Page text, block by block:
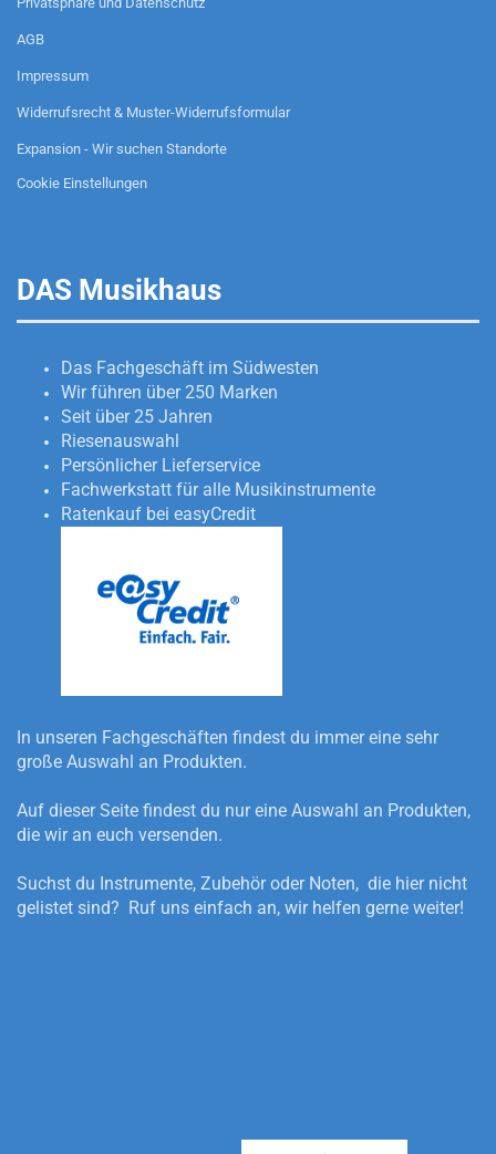
AGB
Impressum
Widerrufsrecht & Muster-Widerrufsformular
Expansion - Wir suchen Standorte
Cookie Einstellungen
DAS Musikhaus
Das Fachgeschäft im Südwesten
Wir führen über 250 Marken
Seit über 25 Jahren
Riesenauswahl
Persönlicher Lieferservice
Fachwerkstatt für alle Musikinstrumente
Ratenkauf bei easyCredit
In unseren Fachgeschäften findest du immer eine sehr
große Auswahl an Produkten.
Auf dieser Seite findest du nur eine Auswahl an Produkten,
die wir an euch versenden.
Suchst du Instrumente, Zubehör oder Noten, die hier nicht
gelistet sind? Ruf uns einfach an, wir helfen gerne weiter!